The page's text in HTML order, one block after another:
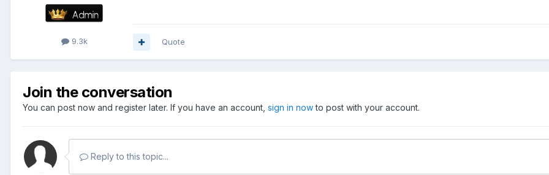
9.3k Quote
Join the conversation
You can post now and register later. If you have an account, sign in nowto post with your account.
Reply to this topic...